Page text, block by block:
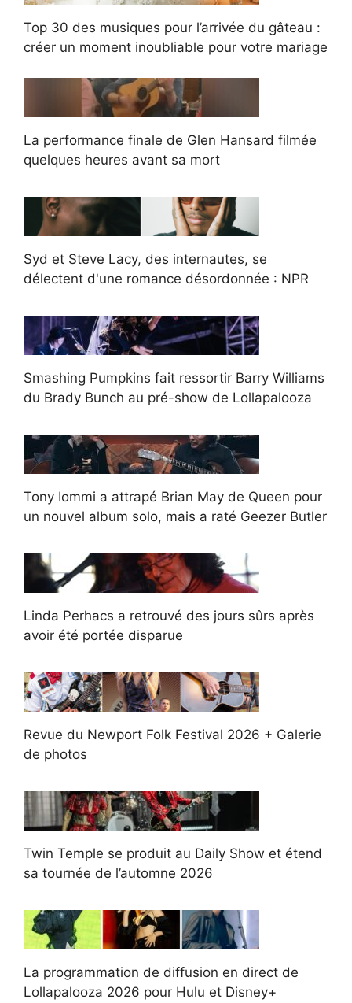
Top 30 des musiques pour l’arrivée du gâteau :
créer un moment inoubliable pour votre mariage
La performance finale de Glen Hansard filmée
quelques heures avant sa mort
Syd et Steve Lacy, des internautes, se
délectent d'une romance désordonnée : NPR
Smashing Pumpkins fait ressortir Barry Williams
du Brady Bunch au pré-show de Lollapalooza
Tony Iommi a attrapé Brian May de Queen pour
un nouvel album solo, mais a raté Geezer Butler
Linda Perhacs a retrouvé des jours sûrs après
avoir été portée disparue
Revue du Newport Folk Festival 2026 + Galerie
de photos
Twin Temple se produit au Daily Show et étend
sa tournée de l’automne 2026
La programmation de diffusion en direct de
Lollapalooza 2026 pour Hulu et Disney+